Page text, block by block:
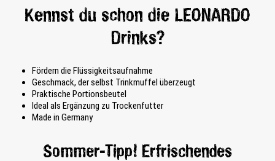
Kennst du schon die LEONARDO
Drinks?
Fördern die Flüssigkeitsaufnahme
Geschmack, der selbst Trinkmuffel überzeugt
Praktische Portionsbeutel
Ideal als Ergänzung zu Trockenfutter
Made in Germany
Sommer-Tipp! Erfrischendes